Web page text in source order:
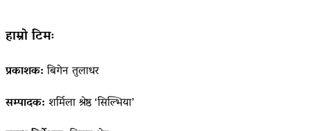
हाम्रो टिमः
प्रकाशक:बिगेन तुलाधर
सम्पादक: शर्मिला श्रेष्ठ ‘सिल्भिया’